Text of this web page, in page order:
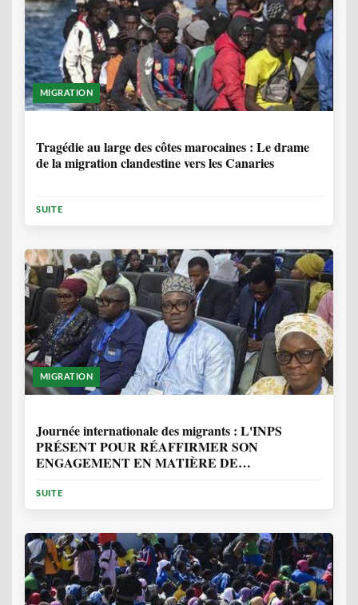
MIGRATION
Tragédie au large des côtes marocaines : Le drame
de la migration clandestine vers les Canaries
SUITE
MIGRATION
Journée internationale des migrants : L'INPS
PRÉSENT POUR RÉAFFIRMER SON
ENGAGEMENT EN MATIÈRE DE
SUITE